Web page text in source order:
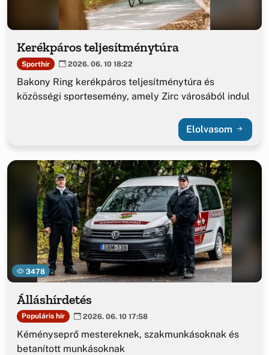
Kerékpáros teljesítménytúra
Sporthír 2026. 06. 10 18:22
Bakony Ring kerékpáros teljesítménytúra és
közösségi sportesemény, amely Zirc városából indul
Elolvasom
3478
Álláshírdetés
Populáris hír 2026. 06. 10 17:58
Kéményseprő mestereknek, szakmunkásoknak és
betanított munkásoknak